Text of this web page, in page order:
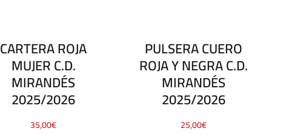
CARTERA ROJA
MUJER C.D.
MIRANDÉS
2025/2026
35,00€
PULSERA CUERO
ROJA Y NEGRA C.D.
MIRANDÉS
2025/2026
25,00€